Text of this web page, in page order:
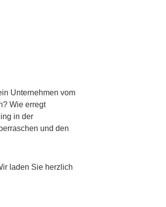
Unternehmen vom
Wie erregt
in der
und den
laden Sie herzlich